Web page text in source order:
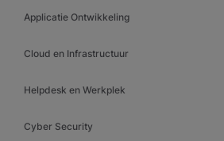
Applicatie Ontwikkeling
Cloud en Infrastructuur
Helpdesk en Werkplek
Cyber Security